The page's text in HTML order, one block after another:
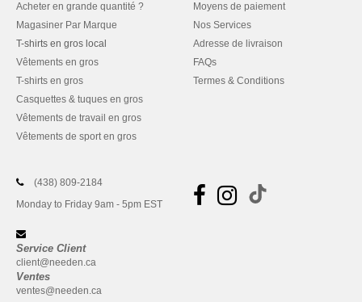
Acheter en grande quantité ?
Magasiner Par Marque
T-shirts en gros local
Vêtements en gros
T-shirts en gros
Casquettes & tuques en gros
Vêtements de travail en gros
Vêtements de sport en gros
Moyens de paiement
Nos Services
Adresse de livraison
FAQs
Termes & Conditions
(438) 809-2184
Monday to Friday 9am - 5pm EST
Service Client
client@needen.ca
Ventes
ventes@needen.ca